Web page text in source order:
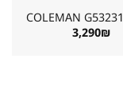
3,290₪